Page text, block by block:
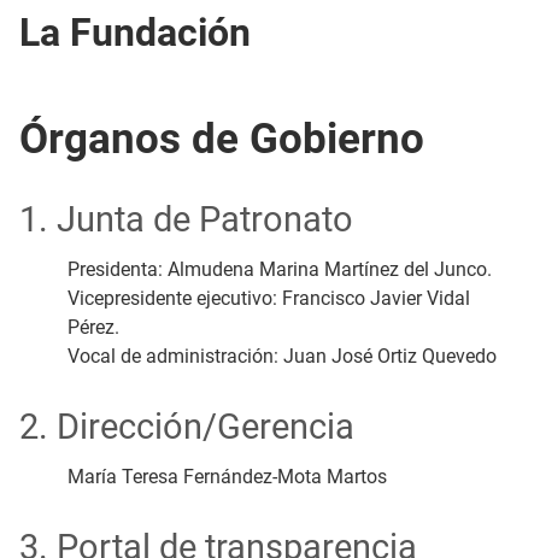
La Fundación
Órganos de Gobierno
1. Junta de Patronato
Presidenta: Almudena Marina Martínez del Junco.
Vicepresidente ejecutivo: Francisco Javier Vidal
Pérez.
Vocal de administración: Juan José Ortiz Quevedo
2. Dirección/Gerencia
María Teresa Fernández-Mota Martos
3. Portal de transparencia